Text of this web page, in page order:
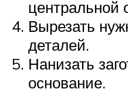
центральной
Вырезать
деталей.
Нанизать
основание.